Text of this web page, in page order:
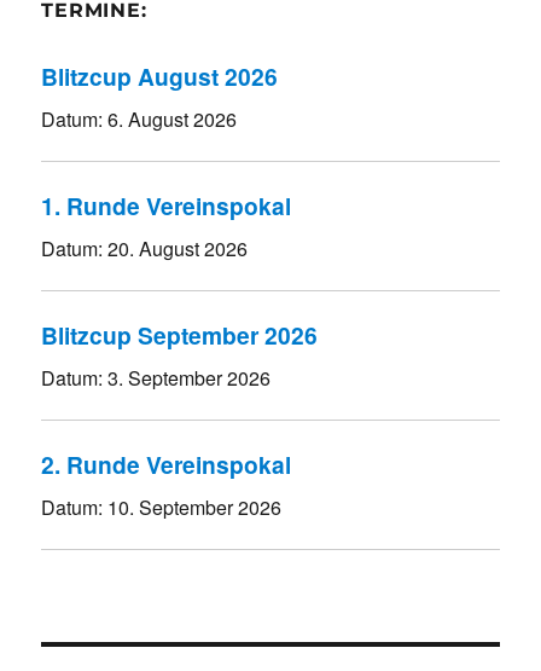
TERMINE:
Blitzcup August 2026
Datum:6. August 2026
1. Runde Vereinspokal
Datum:20. August 2026
Blitzcup September 2026
Datum:3. September 2026
2. Runde Vereinspokal
Datum: 10. September 2026